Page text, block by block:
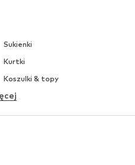
Sukienki
Kurtki
Koszulki & topy
Bielizna